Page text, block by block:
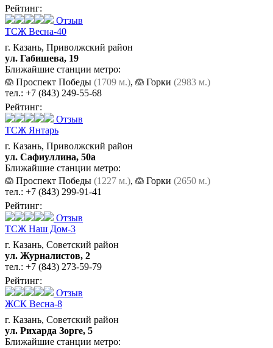
Рейтинг:
Отзыв
ТСЖ Весна-40
г. Казань, Приволжский район
ул. Габишева, 19
Ближайшие станции метро:
Проспект Победы (1709 м.), Горки (2983 м.)
тел.: +7 (843) 249-55-68
Рейтинг:
Отзыв
ТСЖ Янтарь
г. Казань, Приволжский район
ул. Сафиуллина, 50а
Ближайшие станции метро:
Проспект Победы (1227 м.), Горки (2650 м.)
тел.: +7 (843) 299-91-41
Рейтинг:
Отзыв
ТСЖ Наш Дом-3
г. Казань, Советский район
ул. Журналистов, 2
тел.: +7 (843) 273-59-79
Рейтинг:
Отзыв
ЖСК Весна-8
г. Казань, Советский район
ул. Рихарда Зорге, 5
Ближайшие станции метро: